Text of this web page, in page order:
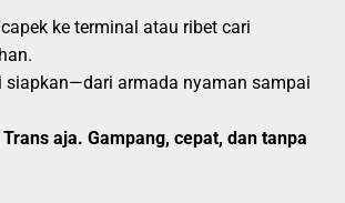
ke terminal atau ribet cari
siapkan—dari armada nyaman sampai
aja. Gampang, cepat, dan tanpa